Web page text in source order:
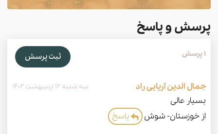
پرسش و پاسخ
ثبت پرسش 1 پرسش
جمال الدین آریایی راد سه شنبه 12 اردیبهشت 1402
بسیار عالی
از خوزستان- شوش
پاسخ